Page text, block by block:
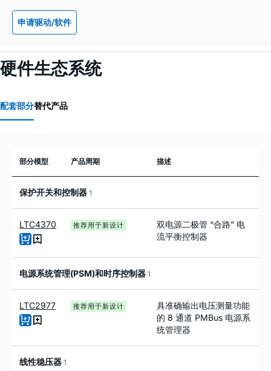
申请驱动/软件
硬件生态系统
配套部分替代产品
部分模型 产品周期 描述
保护开关和控制器 1
LTC4370 推荐用于新设计
双电源二极管 “合路” 电
流平衡控制器
电源系统管理(PSM)和时序控制器 1
LTC2977 推荐用于新设计
具准确输出电压测量功能
的 8 通道 PMBus 电源系
统管理器
线性稳压器 1